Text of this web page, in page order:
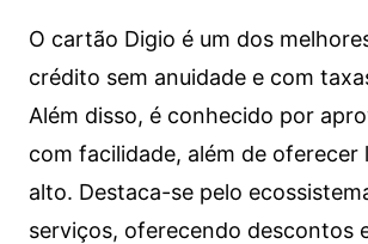
O cartão Digio é um dos
crédito sem anuidade e com
Além disso, é conhecido por
com facilidade, além de oferecer
alto. Destaca-se pelo
serviços, oferecendo descontos